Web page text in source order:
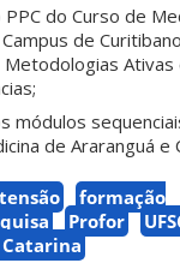
do Curso de
de
Metodologias Ativas
módulos
de Araranguá e
formação
Profor